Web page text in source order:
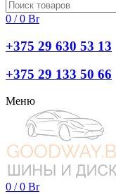
0 / 0 Br
+375 29 630 53 13
+375 29 133 50 66
Меню
0 / 0 Br